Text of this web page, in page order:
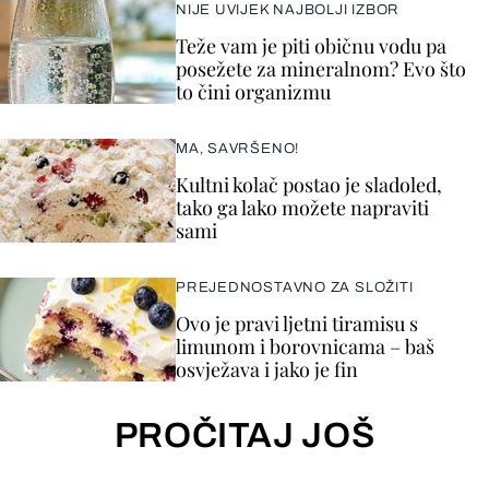
NIJE UVIJEK NAJBOLJI IZBOR
Teže vam je piti običnu vodu pa
posežete za mineralnom? Evo što
to čini organizmu
MA, SAVRŠENO!
Kultni kolač postao je sladoled,
tako ga lako možete napraviti
sami
PREJEDNOSTAVNO ZA SLOŽITI
Ovo je pravi ljetni tiramisu s
limunom i borovnicama – baš
osvježava i jako je fin
PROČITAJ JOŠ